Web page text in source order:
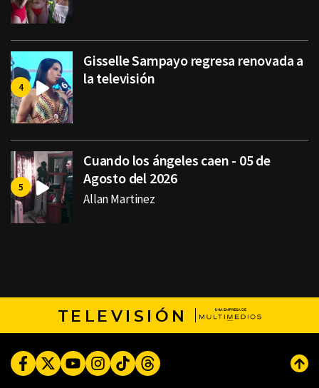
Gisselle Sampayo regresa renovada a
la televisión
Cuando los ángeles caen - 05 de
Agosto del 2026
Allan Martinez
TELEVISIÓN
FacebookTwitterYoutubeInstagram
TikTokThreads